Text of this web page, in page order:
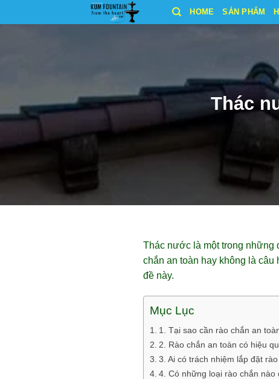
qua
HOME SẢN PHẨM
Thác
Thác nước là một trong những
chắn an toàn hay không là
đề này.
Mục Lục
1. Tại sao cần rào chắn an
2. Rào chắn an toàn có hiệu
3. Ai có trách nhiệm lắp đặt
4. Có những loại rào chắn